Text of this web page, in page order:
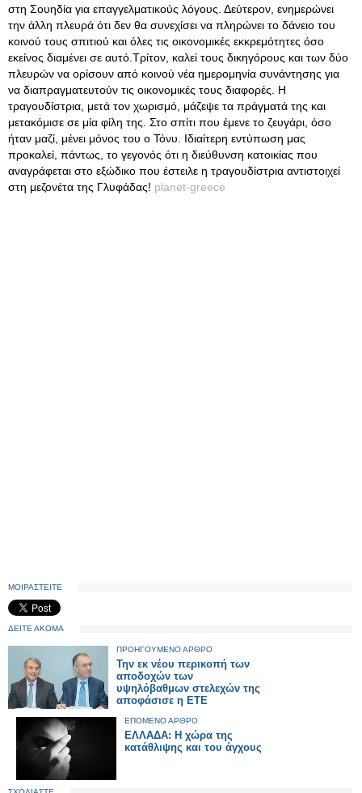
στη Σουηδία για επαγγελματικούς λόγους. Δεύτερον, ενημερώνει
την άλλη πλευρά ότι δεν θα συνεχίσει να πληρώνει το δάνειο του
κοινού τους σπιτιού και όλες τις οικονομικές εκκρεμότητες όσο
εκείνος διαμένει σε αυτό.Τρίτον, καλεί τους δικηγόρους και των δύο
πλευρών να ορίσουν από κοινού νέα ημερομηνία συνάντησης για
να διαπραγματευτούν τις οικονομικές τους διαφορές. Η
τραγουδίστρια, μετά τον χωρισμό, μάζεψε τα πράγματά της και
μετακόμισε σε μία φίλη της. Στο σπίτι που έμενε το ζευγάρι, όσο
ήταν μαζί, μένει μόνος του ο Τόνυ. Ιδιαίτερη εντύπωση μας
προκαλεί, πάντως, το γεγονός ότι η διεύθυνση κατοικίας που
αναγράφεται στο εξώδικο που έστειλε η τραγουδίστρια αντιστοιχεί
στη μεζονέτα της Γλυφάδας! planet-greece
ΜΟΙΡΑΣΤΕΙΤΕ
ΔΕΙΤΕ ΑΚΟΜΑ
ΠΡΟΗΓΟΥΜΕΝΟ ΑΡΘΡΟ
Την εκ νέου περικοπή των
αποδοχών των
υψηλόβαθμων στελεχών της
αποφάσισε η ΕΤΕ
ΕΠΟΜΕΝΟ ΑΡΘΡΟ
ΕΛΛΑΔΑ: Η χώρα της
κατάθλιψης και του άγχους